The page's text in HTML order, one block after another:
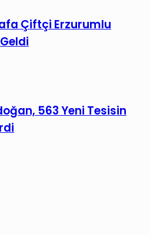
Çiftçi Erzurumlu
563 Yeni Tesisin